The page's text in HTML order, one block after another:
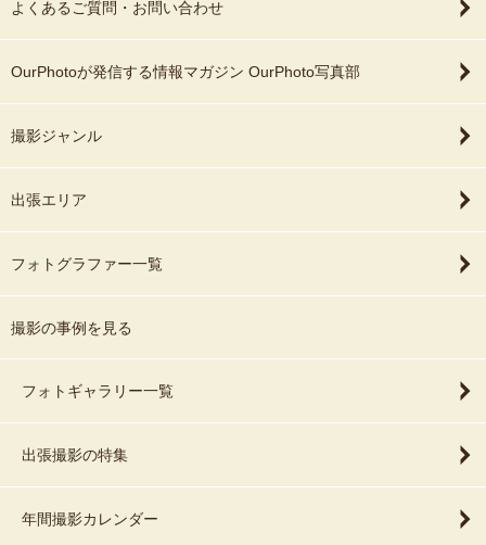
よくあるご質問・お問い合わせ
OurPhotoが発信する情報マガジン OurPhoto写真部
撮影ジャンル
出張エリア
フォトグラファー一覧
撮影の事例を見る
フォトギャラリー一覧
出張撮影の特集
年間撮影カレンダー